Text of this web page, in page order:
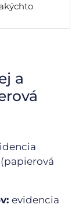
a
evidencia